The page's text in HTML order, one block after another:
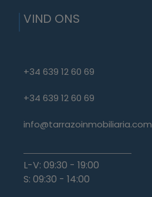
VIND ONS
+34 639 12 60 69
+34 639 12 60 69
info@tarrazoinmobiliaria.com
L-V: 09:30 - 19:00
S: 09:30 - 14:00